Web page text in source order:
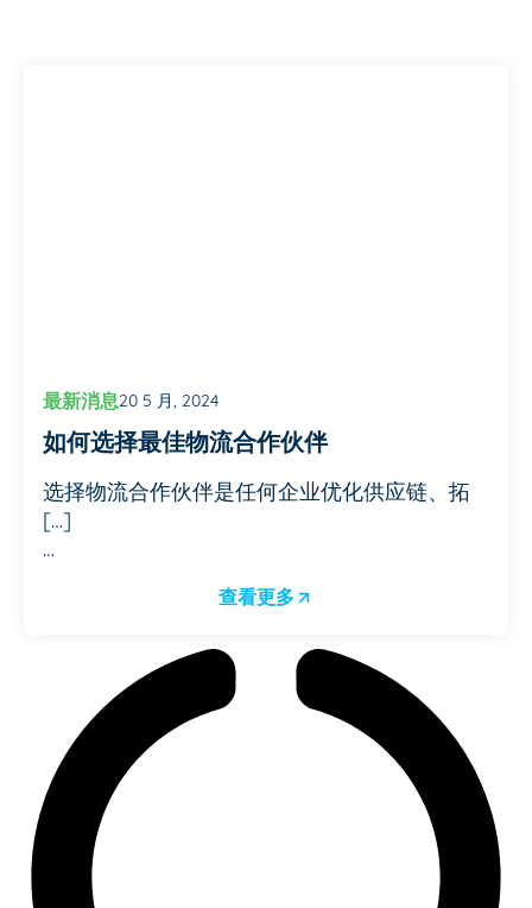
最新消息20 5 月, 2024
如何选择最佳物流合作伙伴
选择物流合作伙伴是任何企业优化供应链、拓
[…]
…
查看更多